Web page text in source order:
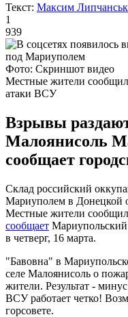
Текст: Максим
1
939
Фото: Скриншот видео
Местные жители
атаки ВСУ
Взрывы
Малоянисоль
сообщает
Склад российский
Мариуполем в Донецкой
Местные жители
сообщает Мариупольский
в четверг, 16 марта.
"Бавовна" в
селе Малоянисоль о
жители. Результат -
ВСУ работает четко!
горсовете.